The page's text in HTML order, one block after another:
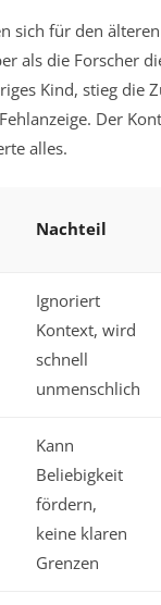
sich für den
als die Forscher
Kind, stieg die
Der
alles.
Nachteil
Ignoriert
Kontext, wird
schnell
unmenschlich
Kann
Beliebigkeit
fördern,
keine klaren
Grenzen